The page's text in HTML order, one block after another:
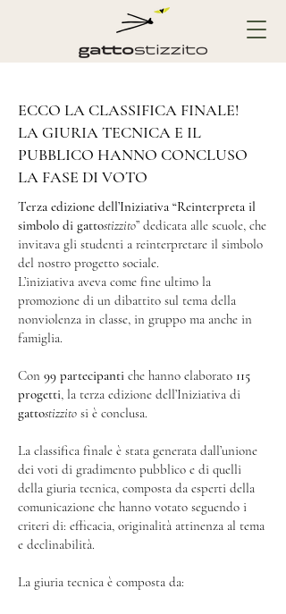
ECCO LA CLASSIFICA FINALE!
LA GIURIA TECNICA E IL
PUBBLICO HANNO CONCLUSO
LA FASE DI VOTO
Terza edizione dell’Iniziativa “Reinterpreta il
simbolo di gattostizzito” dedicata alle scuole, che
invitava gli studenti a reinterpretare il simbolo
del nostro progetto sociale.
L’iniziativa aveva come fine ultimo la
promozione di un dibattito sul tema della
nonviolenza in classe, in gruppo ma anche in
famiglia.
Con 99 partecipanti che hanno elaborato 115
progetti, la terza edizione dell’Iniziativa di
gattostizzito si è conclusa.
La classifica finale è stata generata dall’unione
dei voti di gradimento pubblico e di quelli
della giuria tecnica, composta da esperti della
comunicazione che hanno votato seguendo i
criteri di: efficacia, originalità attinenza al tema
e declinabilità.
La giuria tecnica è composta da: